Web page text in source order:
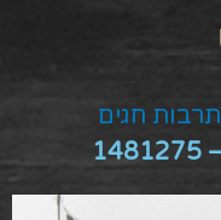
תרבות חגים